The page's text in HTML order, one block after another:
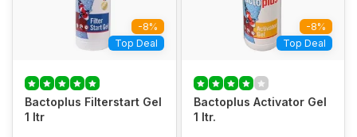
-8%
Top Deal
Bactoplus Filterstart Gel
1 ltr
-8%
Top Deal
Bactoplus Activator Gel
1 ltr.